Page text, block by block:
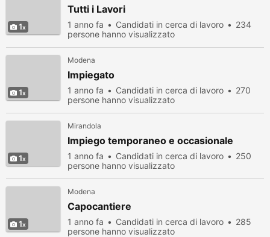
1
Tutti i Lavori
1 anno fa Candidati in cerca di lavoro
234
persone hanno visualizzato
1
Modena
Impiegato
1 anno fa Candidati in cerca di lavoro
270
persone hanno visualizzato
1
Mirandola
Impiego temporaneo e occasionale
1 anno fa Candidati in cerca di lavoro
250
persone hanno visualizzato
1
Modena
Capocantiere
1 anno fa Candidati in cerca di lavoro
285
persone hanno visualizzato